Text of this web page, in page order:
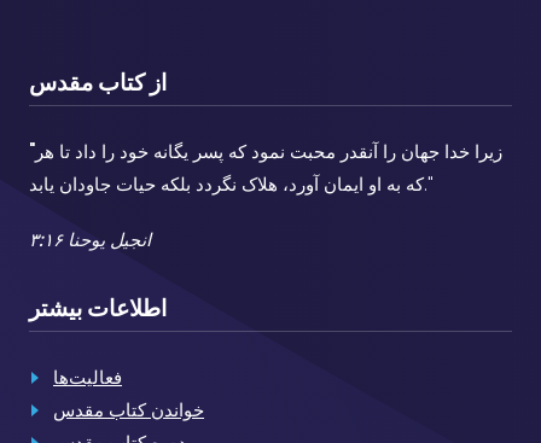
از کتاب مقدس
"زیرا خدا جهان را آنقدر محبت نمود که پسر یگانه خود را داد تا هر
که به او ایمان آورد، هلاک نگردد بلکه حیات جاودان یابد."
انجیل یوحنا ۳:۱۶
اطلاعات بیشتر
فعالیت‌ها
خواندن کتاب مقدس